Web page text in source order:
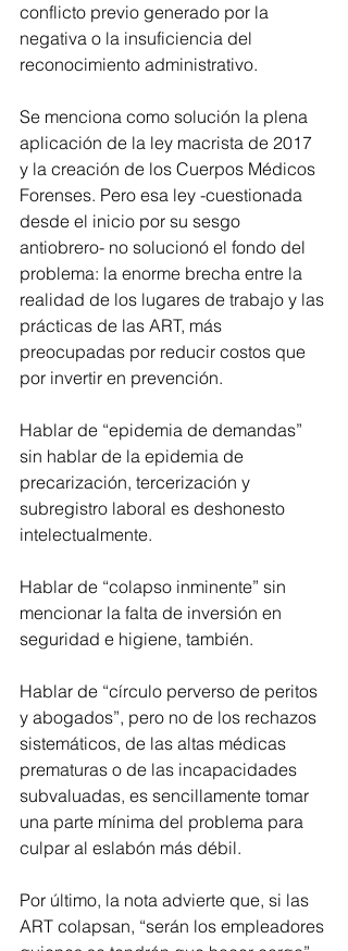
conflicto previo generado por la
negativa o la insuficiencia del
reconocimiento administrativo.
Se menciona como solución la plena
aplicación de la ley macrista de 2017
y la creación de los Cuerpos Médicos
Forenses. Pero esa ley -cuestionada
desde el inicio por su sesgo
antiobrero- no solucionó el fondo del
problema: la enorme brecha entre la
realidad de los lugares de trabajo y las
prácticas de las ART, más
preocupadas por reducir costos que
por invertir en prevención.
Hablar de “epidemia de demandas”
sin hablar de la epidemia de
precarización, tercerización y
subregistro laboral es deshonesto
intelectualmente.
Hablar de “colapso inminente” sin
mencionar la falta de inversión en
seguridad e higiene, también.
Hablar de “círculo perverso de peritos
y abogados”, pero no de los rechazos
sistemáticos, de las altas médicas
prematuras o de las incapacidades
subvaluadas, es sencillamente tomar
una parte mínima del problema para
culpar al eslabón más débil.
Por último, la nota advierte que, si las
ART colapsan, “serán los empleadores